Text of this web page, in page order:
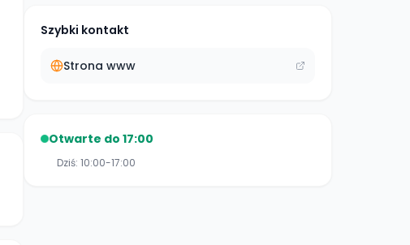
Szybki kontakt
Strona www
Otwarte do 17:00
Dziś: 10:00-17:00